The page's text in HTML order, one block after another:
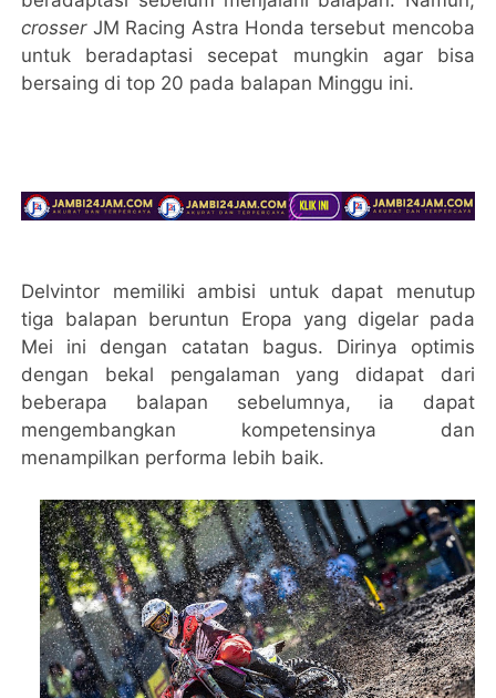
crosser JM Racing Astra Honda tersebut mencoba
untuk beradaptasi secepat mungkin agar bisa
bersaing di top 20 pada balapan Minggu ini.
Delvintor memiliki ambisi untuk dapat menutup
tiga balapan beruntun Eropa yang digelar pada
Mei ini dengan catatan bagus. Dirinya optimis
dengan bekal pengalaman yang didapat dari
beberapa balapan sebelumnya, ia dapat
mengembangkan kompetensinya dan
menampilkan performa lebih baik.